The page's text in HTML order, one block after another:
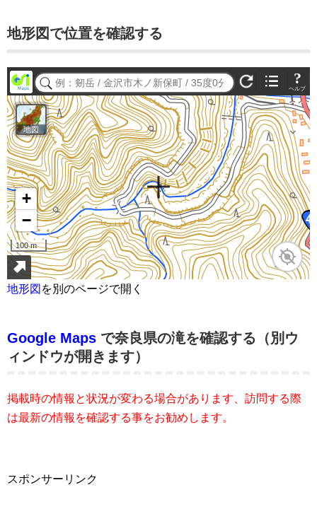
地形図で位置を確認する
地形図 を別のページで開く
Google Maps で奈良県の滝を確認する（別ウ
ィンドウが開きます）
掲載時の情報と状況が変わる場合があります、訪問する際
は最新の情報を確認する事をお勧めします。
スポンサーリンク